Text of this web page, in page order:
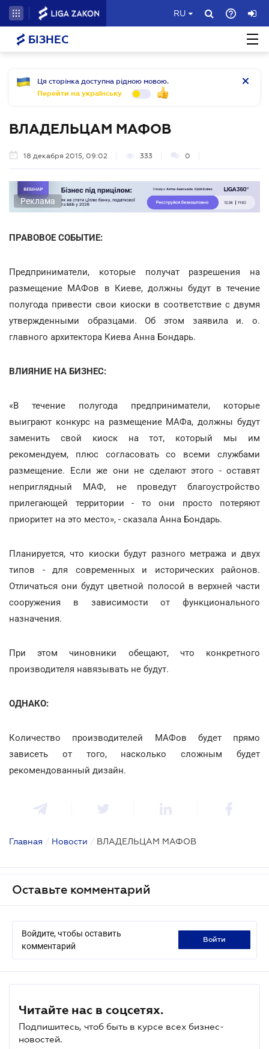
RU
БІЗНЕС
Ця сторінка доступна рідною мовою.
Перейти на українську
ВЛАДЕЛЬЦАМ МАФОВ
18 декабря 2015, 09:02 333 0
Реклама
ПРАВОВОЕ СОБЫТИЕ:
Предприниматели, которые получат разрешения на
размещение МАФов в Киеве, должны будут в течение
полугода привести свои киоски в соответствие с двумя
утвержденными образцами. Об этом заявила и. о.
главного архитектора Киева Анна Бондарь.
ВЛИЯНИЕ НА БИЗНЕС:
«В течение полугода предприниматели, которые
выиграют конкурс на размещение МАФа, должны будут
заменить свой киоск на тот, который мы им
рекомендуем, плюс согласовать со всеми службами
размещение. Если же они не сделают этого - оставят
неприглядный МАФ, не проведут благоустройство
прилегающей территории - то они просто потеряют
приоритет на это место», - сказала Анна Бондарь.
Планируется, что киоски будут разного метража и двух
типов - для современных и исторических районов.
Отличаться они будут цветной полосой в верхней части
сооружения в зависимости от функционального
назначения.
При этом чиновники обещают, что конкретного
производителя навязывать не будут.
ОДНАКО:
Количество производителей МАФов будет прямо
зависеть от того, насколько сложным будет
рекомендованный дизайн.
Главная / Новости / ВЛАДЕЛЬЦАМ МАФОВ
Оставьте комментарий
Войдите, чтобы оставить
комментарий
войти
Читайте нас в соцсетях.
Подпишитесь, чтоб быть в курсе всех бизнес-
новостей.